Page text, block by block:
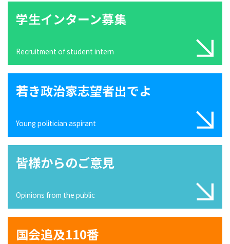
学生インターン募集
Recruitment of student intern
若き政治家志望者出でよ
Young politician aspirant
皆様からのご意見
Opinions from the public
国会追及110番